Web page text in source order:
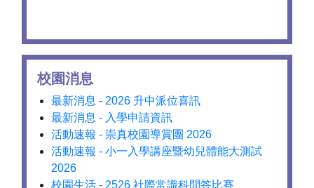
校園消息
最新消息 - 2026 升中派位喜訊
最新消息 - 入學申請資訊
活動速報 - 崇真校園導賞團 2026
活動速報 - 小一入學講座暨幼兒體能大測試
2026
校園生活 - 2526 社際常識科問答比賽